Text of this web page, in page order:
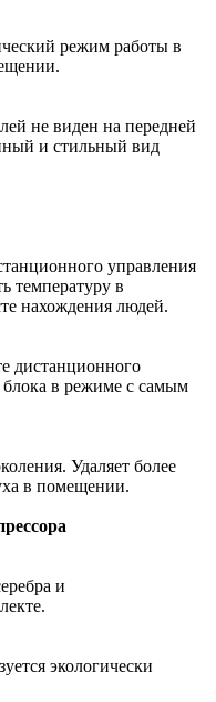
режим работы в
не виден на передней
и стильный вид
управления
температуру в
нахождения людей.
дистанционного
блока в режиме с самым
Удаляет более
в помещении.
и
экологически